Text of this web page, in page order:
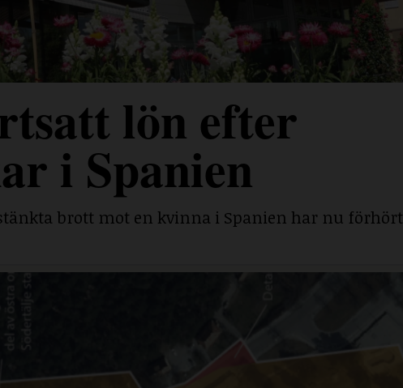
lön efter
i Spanien
brott mot en kvinna i Spanien har nu